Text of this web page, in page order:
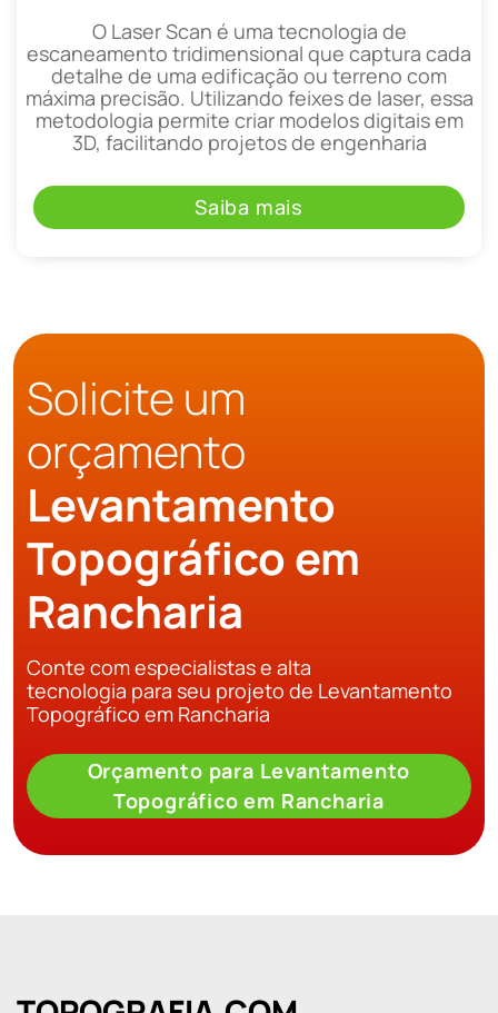
O Laser Scan é uma tecnologia de
escaneamento tridimensional que captura cada
detalhe de uma edificação ou terreno com
máxima precisão. Utilizando feixes de laser, essa
metodologia permite criar modelos digitais em
3D, facilitando projetos de engenharia
Saiba mais
Solicite um
orçamento
Levantamento
Topográfico em
Rancharia
Conte com especialistas e alta
tecnologia para seu projeto de Levantamento
Topográfico em Rancharia
Orçamento para Levantamento
Topográfico em Rancharia